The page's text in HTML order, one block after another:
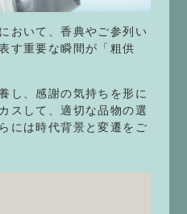
おいて、香典やご参列い
す重要な瞬間が「粗供
し、感謝の気持ちを形に
スして、適切な品物の選
には時代背景と変遷をご